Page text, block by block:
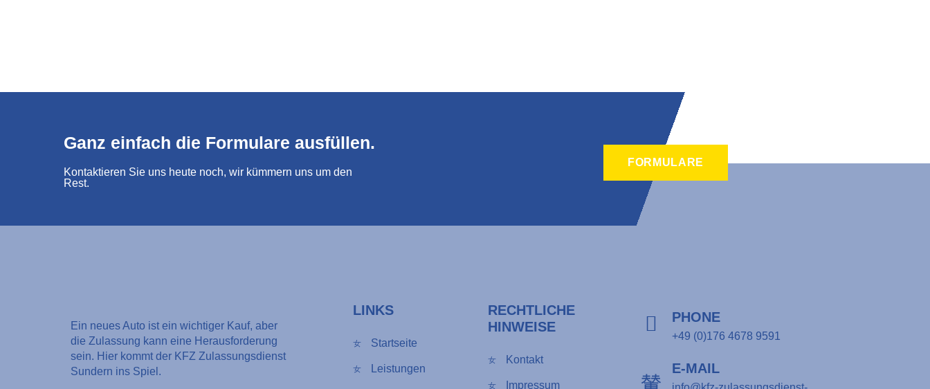
Ganz einfach die Formulare ausfüllen.
Kontaktieren Sie uns heute noch, wir kümmern uns um den
Rest.
FORMULARE
Ein neues Auto ist ein wichtiger Kauf, aber
die Zulassung kann eine Herausforderung
sein. Hier kommt der KFZ Zulassungsdienst
Sundern ins Spiel.
LINKS
Startseite
Leistungen
RECHTLICHE
HINWEISE
Kontakt
Impressum
PHONE
+49 (0)176 4678 9591
E-MAIL